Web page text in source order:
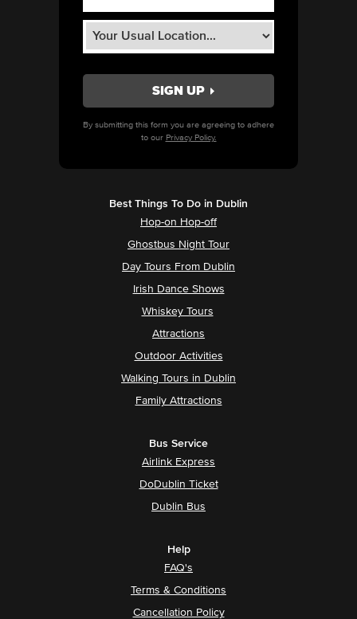
By submitting this form you are agreeing to adhere
to our Privacy Policy.
Best Things To Do in Dublin
Hop-on Hop-off
Ghostbus Night Tour
Day Tours From Dublin
Irish Dance Shows
Whiskey Tours
Attractions
Outdoor Activities
Walking Tours in Dublin
Family Attractions
Bus Service
Airlink Express
DoDublin Ticket
Dublin Bus
Help
FAQ's
Terms & Conditions
Cancellation Policy